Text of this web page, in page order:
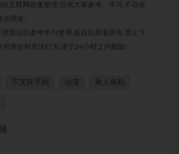
互联网收集整理,仅供大家参考、学习,不存在
用途。
源仅供参考学习使用,版权归原著所有,禁止下
何商业和非法行为,请于24小时之内删除!
不支持手柄 动漫 单人单机